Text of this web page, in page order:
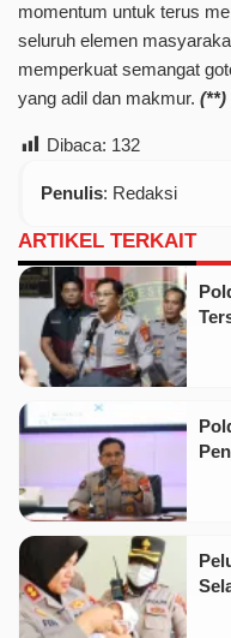
momentum untuk terus
seluruh elemen
memperkuat semangat
yang adil dan makmur. (**)
Dibaca: 132
Penulis: Redaksi
ARTIKEL TERKAIT